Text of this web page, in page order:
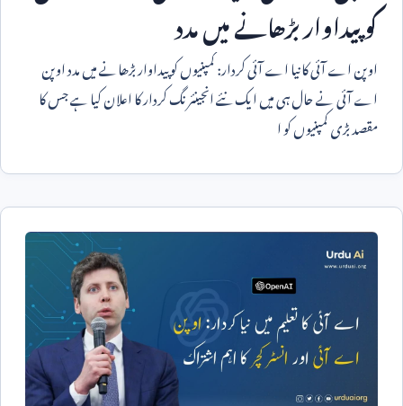
کو پیداوار بڑھانے میں مدد
اوپن اے آئی کا نیا اے آئی کردار: کمپنیوں کو پیداوار بڑھانے میں مدد اوپن
اے آئی نے حال ہی میں ایک نئے انجینئرنگ کردار کا اعلان کیا ہے جس کا
مقصد بڑی کمپنیوں کو ا